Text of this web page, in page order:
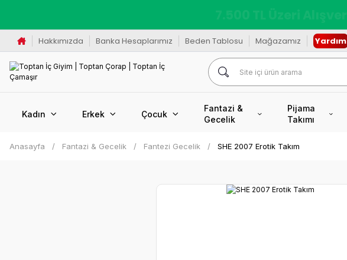
Hakkımızda Banka Hesaplarımız Beden Tablosu Mağazamız Yardım
Kadın Erkek Çocuk
Fantazi &
Gecelik
Pijama
Takımı
Anasayfa Fantazi & Gecelik Fantezi Gecelik SHE 2007 Erotik Takım